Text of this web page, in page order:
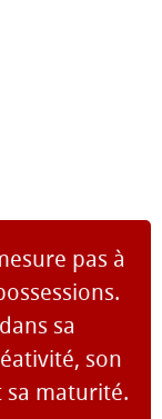
pas à
sa
son
sa maturité.